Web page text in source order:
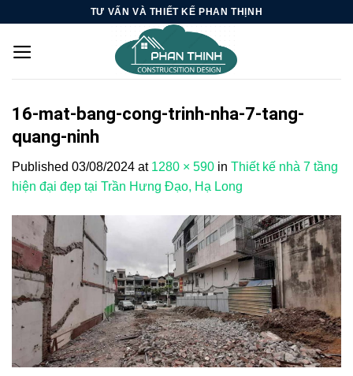
content
TƯ VẤN VÀ THIẾT KẾ PHAN THỊNH
16-mat-bang-cong-trinh-nha-7-tang-
quang-ninh
Published 03/08/2024 at 1280 × 590 in Thiết kế nhà 7 tầng
hiện đại đẹp tại Trần Hưng Đạo, Hạ Long